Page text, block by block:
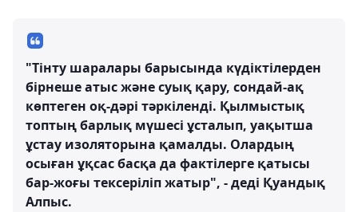
"Тінту шаралары барысында күдіктілерден
бірнеше атыс және суық қару, сондай-ақ
көптеген оқ-дәрі тәркіленді. Қылмыстық
топтың барлық мүшесі ұсталып, уақытша
ұстау изоляторына қамалды. Олардың
осыған ұқсас басқа да фактілерге қатысы
бар-жоғы тексеріліп жатыр", - деді Қуандық
Алпыс.